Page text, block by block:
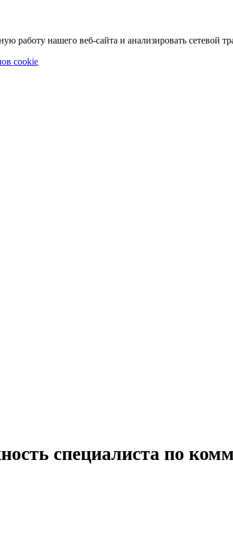
работу нашего веб-сайта и анализировать сетевой
cookie
специалиста по